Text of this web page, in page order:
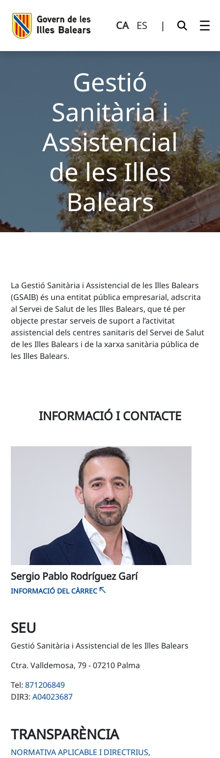
CA ES |
Gestió
Sanitària i
Assistencial
de les Illes
Balears
La Gestió Sanitària i Assistencial de les Illes Balears
(GSAIB) és una entitat pública empresarial, adscrita
al Servei de Salut de les Illes Balears, que té per
objecte prestar serveis de suport a l’activitat
assistencial dels centres sanitaris del Servei de Salut
de les Illes Balears i de la xarxa sanitària pública de
les Illes Balears.
INFORMACIÓ I CONTACTE
Sergio Pablo Rodríguez Garí
INFORMACIÓ DEL CÀRREC
SEU
Gestió Sanitària i Assistencial de les Illes Balears
Ctra. Valldemosa, 79 - 07210 Palma
Tel:871206849
DIR3:A04023687
TRANSPARÈNCIA
NORMATIVA APLICABLE I DIRECTRIUS,